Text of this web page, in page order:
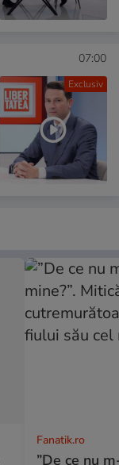
Exclusiv
07:00
Fanatik.ro
”De ce nu